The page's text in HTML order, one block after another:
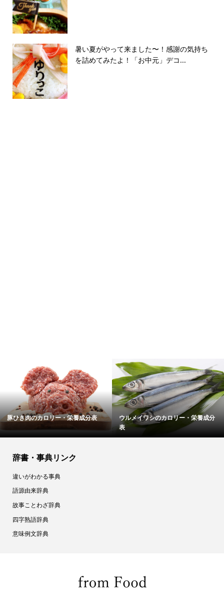
暑い夏がやって来ました〜！感謝の気持ち
を詰めてみたよ！「お中元」デコ...
養成分表
ウルメイワシのカロリー・栄養成分
表
そうめんのカロリー
辞書・事典リンク
違いがわかる事典
語源由来辞典
故事ことわざ辞典
四字熟語辞典
意味例文辞典